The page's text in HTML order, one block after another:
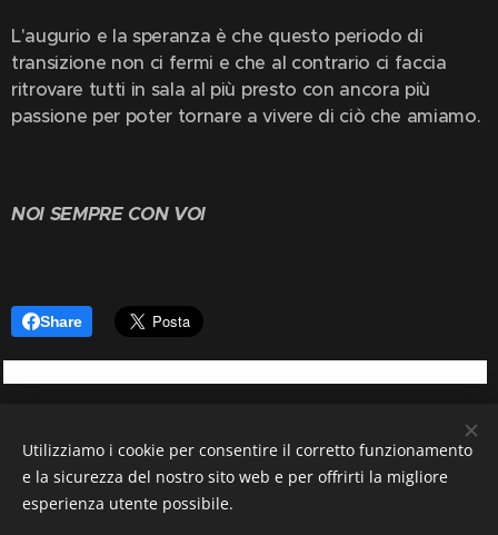
L'augurio e la speranza è che questo periodo di
transizione non ci fermi e che al contrario ci faccia
ritrovare tutti in sala al più presto con ancora più
passione per poter tornare a vivere di ciò che amiamo.
NOI SEMPRE CON VOI
Share
S.S.D. MC GROUP DANCING SCHOOL SRL
Utilizziamo i cookie per consentire il corretto funzionamento
e la sicurezza del nostro sito web e per offrirti la migliore
esperienza utente possibile.